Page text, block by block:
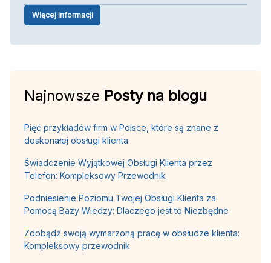
Więcej informacji
Najnowsze Posty na blogu
Pięć przykładów firm w Polsce, które są znane z
doskonałej obsługi klienta
Świadczenie Wyjątkowej Obsługi Klienta przez
Telefon: Kompleksowy Przewodnik
Podniesienie Poziomu Twojej Obsługi Klienta za
Pomocą Bazy Wiedzy: Dlaczego jest to Niezbędne
Zdobądź swoją wymarzoną pracę w obsłudze klienta:
Kompleksowy przewodnik